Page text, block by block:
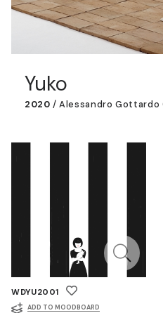
Yuko
2020 / Alessandro Gottardo
WDYU2001
ADD TO MOODBOARD